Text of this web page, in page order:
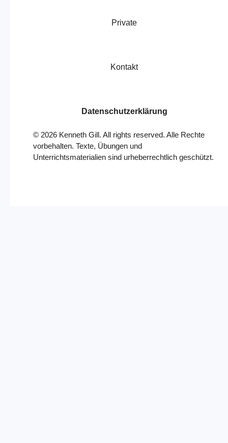
Private
Kontakt
Datenschutzerklärung
© 2026Kenneth Gill. All rights reserved. Alle Rechte
vorbehalten. Texte, Übungen und
Unterrichtsmaterialien sind urheberrechtlich geschützt.